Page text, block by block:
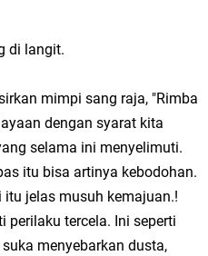
di langit.
mimpi sang raja, "Rimba
dengan syarat kita
selama ini menyelimuti.
itu bisa artinya kebodohan.
jelas musuh kemajuan.!
perilaku tercela. Ini seperti
menyebarkan dusta,